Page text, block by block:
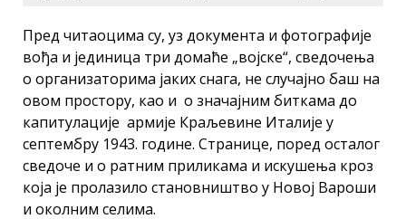
Пред читаоцима су, уз документа и фотографије
вођа и јединица три домаће „војске“, сведочења
о организаторима јаких снага, не случајно баш на
овом простору, као и о значајним биткама до
капитулације армије Краљевине Италије у
септембру 1943. године. Странице, поред осталог
сведоче и о ратним приликама и искушења кроз
која је пролазило становништво у Новој Вароши
и околним селима.